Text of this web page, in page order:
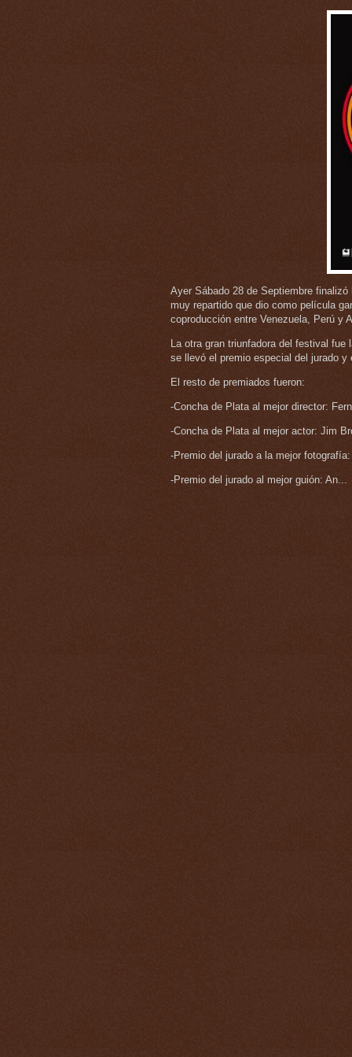
Ayer Sábado 28 de Septiembre
muy repartido que dio como película
coproducción entre Venezuela, Perú y
La otra gran triunfadora del festival fue
se llevó el premio especial del jurado
El resto de premiados fueron:
-Concha de Plata al mejor director:
-Concha de Plata al mejor actor: Jim
-Premio del jurado a la mejor
-Premio del jurado al mejor guión: An...